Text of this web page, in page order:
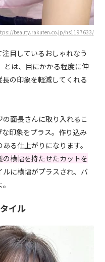
beauty.rakuten.co.jp/hs1197633/
目しているおしゃれなう
とは、目にかかる程度に伸
の印象を軽減してくれる
面長さんに取り入れるこ
印象をプラス。作り込み
る仕上がりになります。
横幅を持たせたカットを
ルに横幅がプラスされ、バ
イル